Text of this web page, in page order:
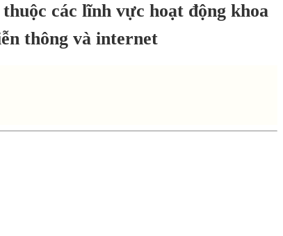
các lĩnh vực hoạt động khoa
thông và internet